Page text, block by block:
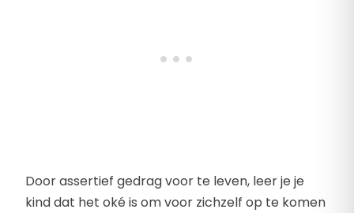
Door assertief gedrag voor te leven, leer je je
kind dat het oké is om voor zichzelf op te komen